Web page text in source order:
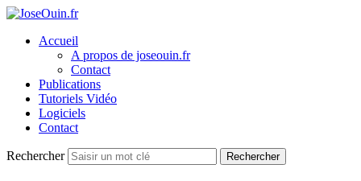
Accueil
A propos de joseouin.fr
Contact
Publications
Tutoriels Vidéo
Logiciels
Contact
Rechercher Rechercher